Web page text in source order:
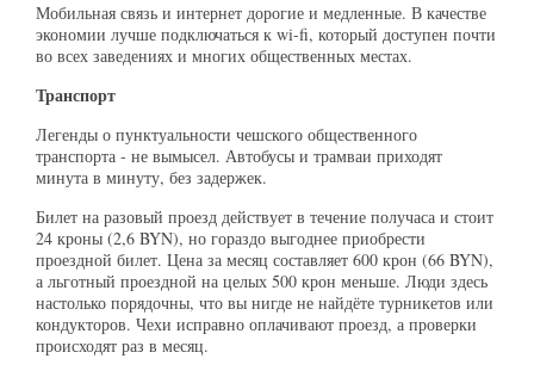
Мобильная связь и интернет дорогие и медленные. В качестве
экономии лучше подключаться к wi-fi, который доступен почти
во всех заведениях и многих общественных местах.
Транспорт
Легенды о пунктуальности чешского общественного
транспорта - не вымысел. Автобусы и трамваи приходят
минута в минуту, без задержек.
Билет на разовый проезд действует в течение получаса и стоит
24 кроны (2,6 BYN), но гораздо выгоднее приобрести
проездной билет. Цена за месяц составляет 600 крон (66 BYN),
а льготный проездной на целых 500 крон меньше. Люди здесь
настолько порядочны, что вы нигде не найдёте турникетов или
кондукторов. Чехи исправно оплачивают проезд, а проверки
происходят раз в месяц.